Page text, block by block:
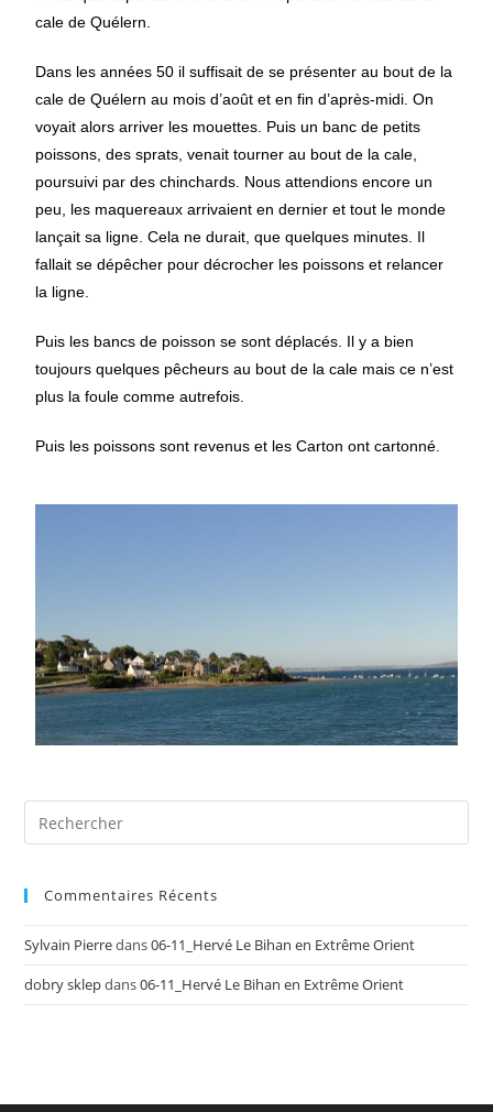
cale de Quélern.
Dans les années 50 il suffisait de se présenter au bout de la
cale de Quélern au mois d’août et en fin d’après-midi. On
voyait alors arriver les mouettes. Puis un banc de petits
poissons, des sprats, venait tourner au bout de la cale,
poursuivi par des chinchards. Nous attendions encore un
peu, les maquereaux arrivaient en dernier et tout le monde
lançait sa ligne. Cela ne durait, que quelques minutes. Il
fallait se dépêcher pour décrocher les poissons et relancer
la ligne.
Puis les bancs de poisson se sont déplacés. Il y a bien
toujours quelques pêcheurs au bout de la cale mais ce n’est
plus la foule comme autrefois.
Puis les poissons sont revenus et les Carton ont cartonné.
Commentaires Récents
Sylvain Pierredans06-11_Hervé Le Bihan en Extrême Orient
dobry sklepdans06-11_Hervé Le Bihan en Extrême Orient